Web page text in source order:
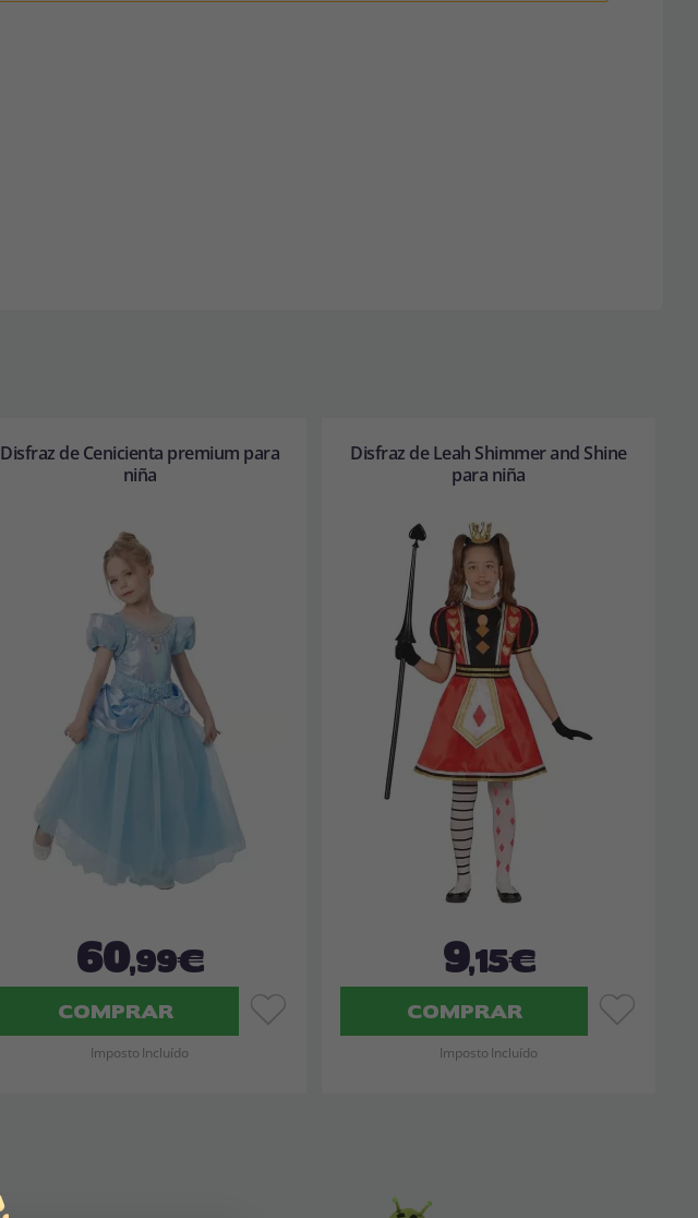
Disfraz de Cenicienta premium para
niña
60,99€
COMPRAR
Imposto Incluído
Disfraz de Leah Shimmer and Shine
para niña
9,15€
COMPRAR
Imposto Incluído